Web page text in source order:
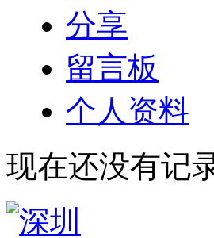
分享
留言板
个人资料
现在还没有记